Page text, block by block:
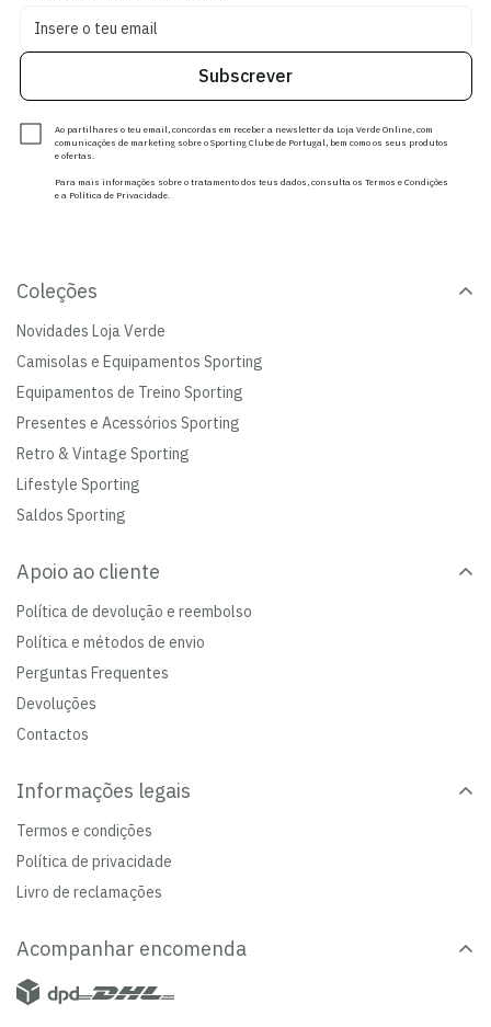
Subscrever
Ao partilhares o teu email, concordas em receber a newsletter da Loja Verde Online, com
comunicações de marketing sobre o Sporting Clube de Portugal, bem como os seus produtos
e ofertas.
Para mais informações sobre o tratamento dos teus dados, consulta os Termos e Condições
e a Política de Privacidade.
Coleções
Novidades Loja Verde
Camisolas e Equipamentos Sporting
Equipamentos de Treino Sporting
Presentes e Acessórios Sporting
Retro & Vintage Sporting
Lifestyle Sporting
Saldos Sporting
Apoio ao cliente
Política de devolução e reembolso
Política e métodos de envio
Perguntas Frequentes
Devoluções
Contactos
Informações legais
Termos e condições
Política de privacidade
Livro de reclamações
Acompanhar encomenda